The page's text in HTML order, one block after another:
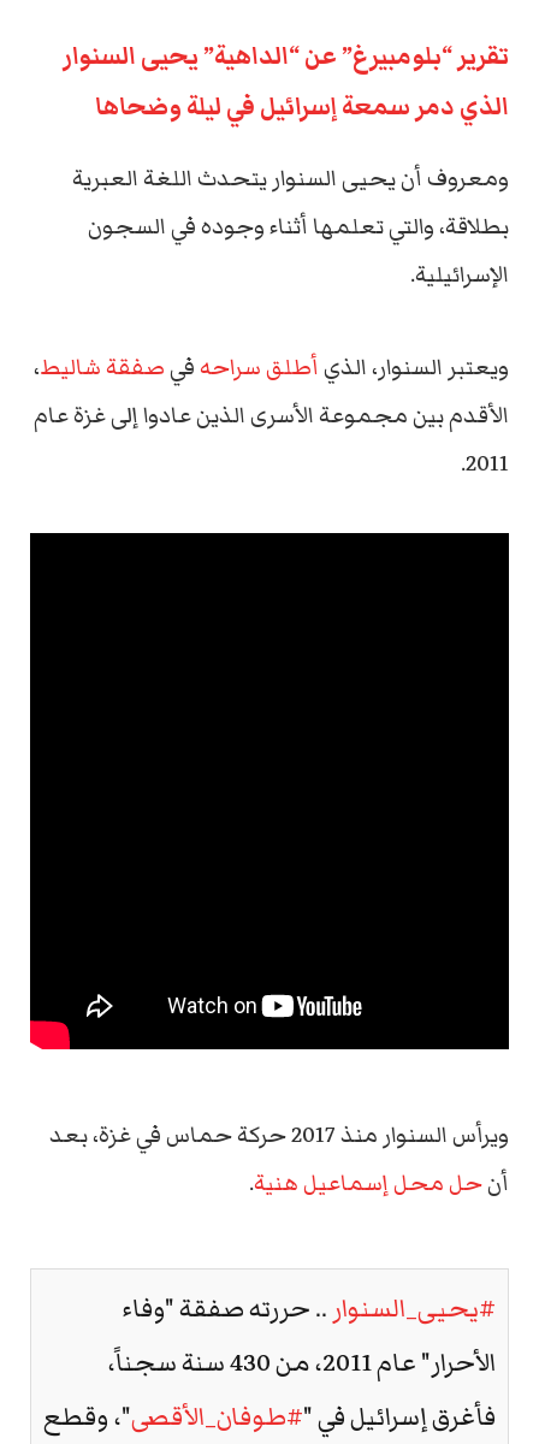
تقرير “بلومبيرغ” عن “الداهية” يحيى السنوار
الذي دمر سمعة إسرائيل في ليلة وضحاها
ومعروف أن يحيى السنوار يتحدث اللغة العبرية
بطلاقة، والتي تعلمها أثناء وجوده في السجون
الإسرائيلية.
ويعتبر السنوار، الذيأطلق سراحهفيصفقة شاليط،
الأقدم بين مجموعة الأسرى الذين عادوا إلى غزة عام
2011.
ويرأس السنوار منذ 2017 حركة حماس في غزة، بعد
أنحل محل إسماعيل هنية.
#يحيى_السنوار .. حررته صفقة "وفاء
الأحرار" عام 2011، من 430 سنة سجناً،
فأغرق إسرائيل في "#طوفان_الأقصى"، وقطع